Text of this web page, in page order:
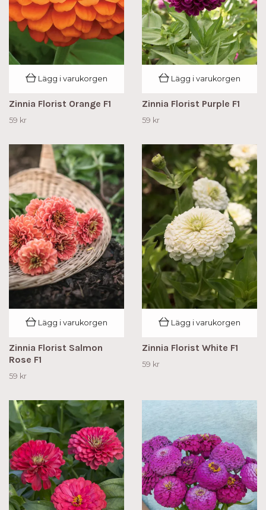
Lägg i varukorgen
Zinnia Florist Orange F1
59 kr
Lägg i varukorgen
Zinnia Florist Purple F1
59 kr
Lägg i varukorgen
Zinnia Florist Salmon
Rose F1
59 kr
Lägg i varukorgen
Zinnia Florist White F1
59 kr